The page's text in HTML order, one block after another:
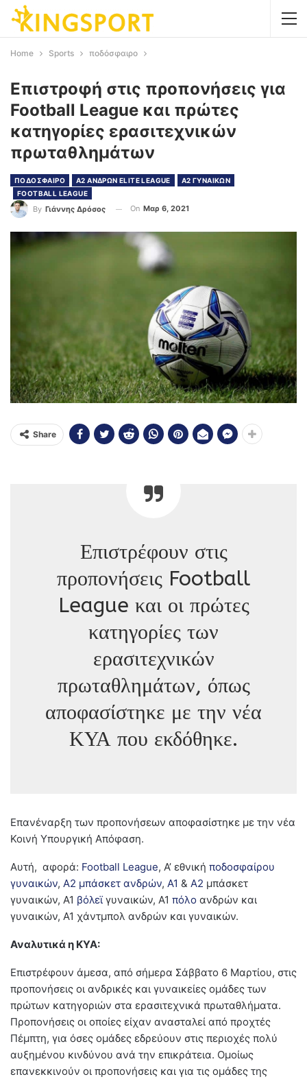
Home Sports ποδόσφαιρο
Επιστροφή στις προπονήσεις για
Football League και πρώτες
κατηγορίες ερασιτεχνικών
πρωταθλημάτων
ΠΟΔΟΣΦΑΙΡΟ A2 ΑΝΔΡΩΝ ELITE LEAGUE
A2 ΓΥΝΑΙΚΩΝ
FOOTBALL LEAGUE
By Γιάννης Δρόσος On Μαρ 6, 2021
Share
Επιστρέφουν στις
προπονήσεις Football
League και οι πρώτες
κατηγορίες των
ερασιτεχνικών
πρωταθλημάτων, όπως
αποφασίστηκε με την νέα
ΚΥΑ που εκδόθηκε.
Επανέναρξη των προπονήσεων αποφασίστηκε με την νέα
Κοινή Υπουργική Απόφαση.
Αυτή, αφορά: Football League, Α’ εθνική ποδοσφαίρου
γυναικών, Α2 μπάσκετ ανδρών, Α1 & Α2 μπάσκετ
γυναικών, Α1 βόλεϊ γυναικών, Α1 πόλο ανδρών και
γυναικών, Α1 χάντμπολ ανδρών και γυναικών.
Αναλυτικά η ΚΥΑ:
Επιστρέφουν άμεσα, από σήμερα Σάββατο 6 Μαρτίου, στις
προπονήσεις οι ανδρικές και γυναικείες ομάδες των
πρώτων κατηγοριών στα ερασιτεχνικά πρωταθλήματα.
Προπονήσεις οι οποίες είχαν ανασταλεί από προχτές
Πέμπτη, για όσες ομάδες εδρεύουν στις περιοχές πολύ
αυξημένου κινδύνου ανά την επικράτεια. Ομοίως
επανεκκινούν οι προπονήσεις και για τις ομάδες της